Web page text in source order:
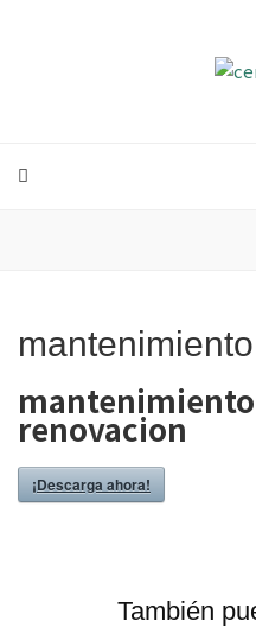
mantenimiento
renovacion
¡Descarga ahora!
También
Somos una